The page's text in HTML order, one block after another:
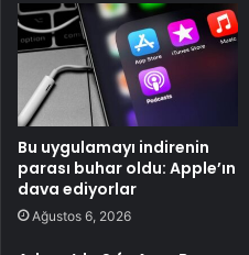
Bu uygulamayı indirenin
parası buhar oldu: Apple’ın
dava ediyorlar
Ağustos 6, 2026